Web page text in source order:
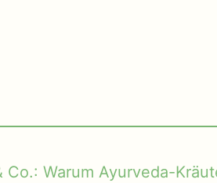
Co.: Warum Ayurveda-